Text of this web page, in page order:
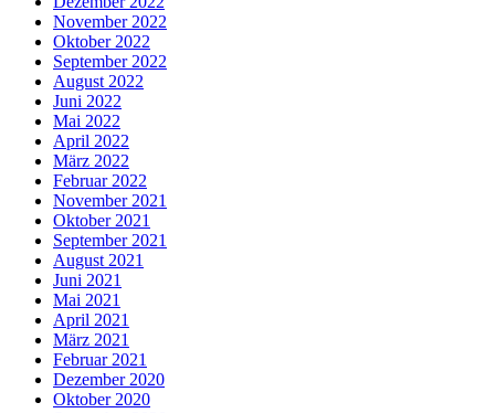
November 2022
Oktober 2022
September 2022
August 2022
Juni 2022
Mai 2022
April 2022
März 2022
Februar 2022
November 2021
Oktober 2021
September 2021
August 2021
Juni 2021
Mai 2021
April 2021
März 2021
Februar 2021
Dezember 2020
Oktober 2020